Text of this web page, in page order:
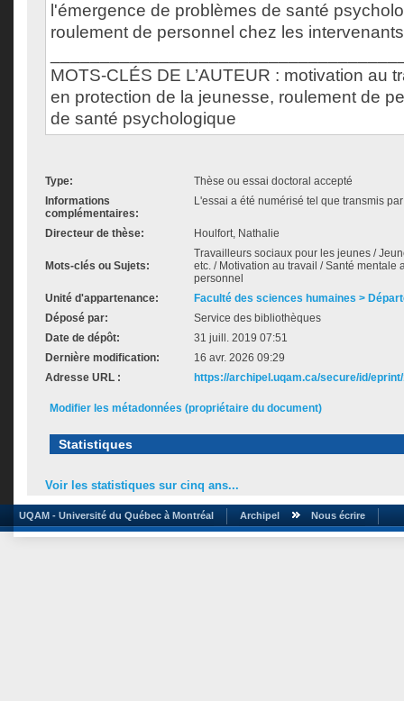
l'émergence de problèmes de santé
roulement de personnel chez les
MOTS-CLÉS DE L’AUTEUR : motivation au
en protection de la jeunesse, roulement de
de santé psychologique
Type:
Thèse ou essai doctoral accepté
Informations
complémentaires:
L'essai a été numérisé tel que transmis
Directeur de thèse: Houlfort, Nathalie
Mots-clés ou Sujets:
Travailleurs sociaux pour les jeunes /
etc. / Motivation au travail / Santé mentale
personnel
Unité d'appartenance:
Faculté des sciences humaines >
Déposé par:
Service des bibliothèques
Date de dépôt:
31 juill. 2019 07:51
Dernière modification:
16 avr. 2026 09:29
Adresse URL :
https://archipel.uqam.ca/secure/id/
Modifier les métadonnées (propriétaire du document)
Statistiques
Voir les statistiques sur cinq ans...
UQAM - Université du Québec à Montréal Archipel Nous écrire